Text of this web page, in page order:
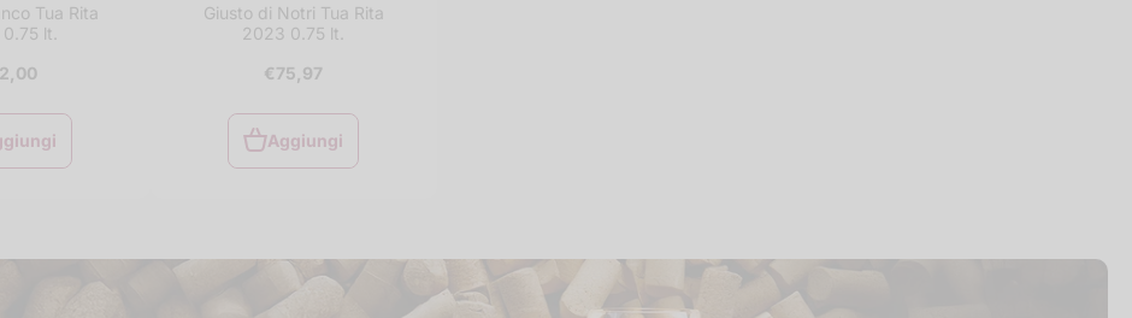
Tua Rita
lt.
Giusto di Notri Tua Rita
2023 0.75 lt.
€75,97
Aggiungi
Aggiungi